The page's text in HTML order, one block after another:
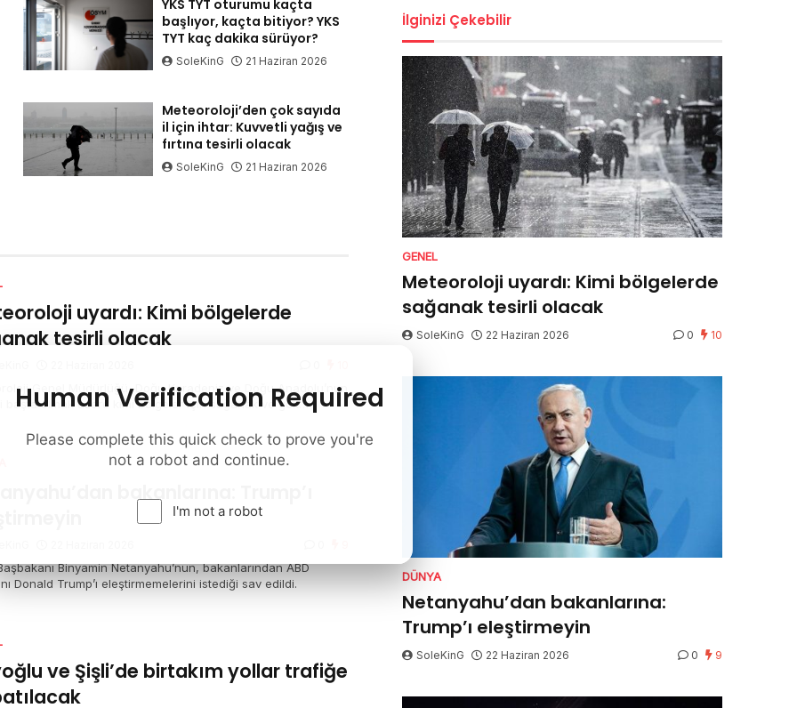
YKS TYT oturumu kaçta
başlıyor, kaçta bitiyor? YKS
TYT kaç dakika sürüyor?
SoleKinG 21 Haziran 2026
Meteoroloji’den çok sayıda
il için ihtar: Kuvvetli yağış ve
fırtına tesirli olacak
SoleKinG 21 Haziran 2026
uyardı: Kimi bölgelerde
tesirli olacak
Genel Müdürlüğü, Doğu Karadeniz ve Doğu Anadolu’nun
başta olmak üzere kimi bölgeler için sağanak ve gök
Ege kıyılarında ise kuvvetli rüzgar bekleniyor.
bakanlarına: Trump’ı
Binyamin Netanyahu’nun, bakanlarından ABD
Donald Trump’ı eleştirmemelerini istediği sav edildi.
ve Şişli’de birtakım yollar trafiğe
İlginizi Çekebilir
GENEL
Meteoroloji uyardı: Kimi bölgelerde
sağanak tesirli olacak
SoleKinG 22 Haziran 2026 0 10
DÜNYA
Netanyahu’dan bakanlarına:
Trump’ı eleştirmeyin
SoleKinG 22 Haziran 2026 0 9
Human Verification Required
Please complete this quick check to prove you're
not a robot and continue.
I'm not a robot